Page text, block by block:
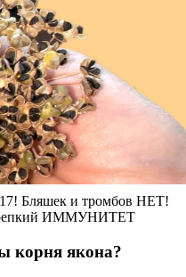
Бляшек и тромбов НЕТ!
ИММУНИТЕТ
корня якона?